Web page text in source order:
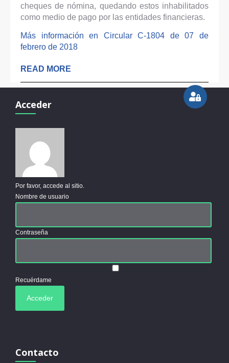
cheques de nómina, quedando estos inhabilitados
como medio de pago por las entidades financieras.
Más información en Circular C-1804 de 07 de
febrero de 2018
READ MORE
Acceder
Por favor, accede al sitio.
Nombre de usuario
Contraseña
Recuérdame
Contacto